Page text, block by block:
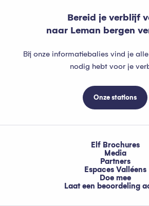
Bereid je verblijf
naar Leman bergen
Bij onze informatiebalies vind je
nodig hebt voor je
Onze stations
Elf Brochures
Media
Partners
Espaces Valléens
Doe mee
Laat een beoordeling